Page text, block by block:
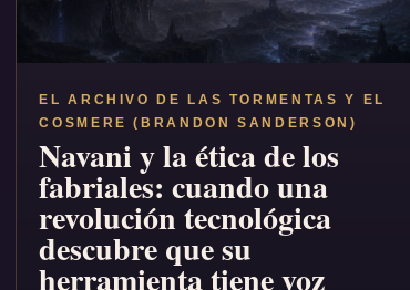
EL ARCHIVO DE LAS TORMENTAS Y EL
COSMERE (BRANDON SANDERSON)
Navani y la ética de los
fabriales: cuando una
revolución tecnológica
descubre que su
herramienta tiene voz